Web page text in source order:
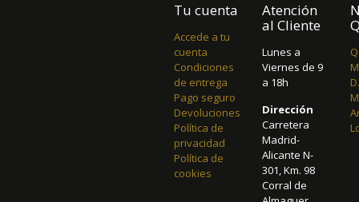
Tu cuenta
Accede a tu
cuenta
Condiciones
de entrega
Pago seguro
Devoluciones
Política de
privacidad
Política de
cookies
Atención
al Cliente
Lunes a
Viernes de 9
a 18h
Dirección
Carretera
Madrid-
Alicante N-
301, Km. 98
Corral de